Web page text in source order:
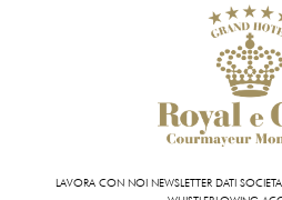
LAVORA CON NOI NEWSLETTER DATI